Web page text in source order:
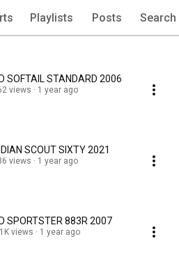
Playlists Posts Search
SOFTAIL STANDARD 2006
views 1 year ago
SCOUT SIXTY 2021
views 1 year ago
SPORTSTER 883R 2007
views 1 year ago